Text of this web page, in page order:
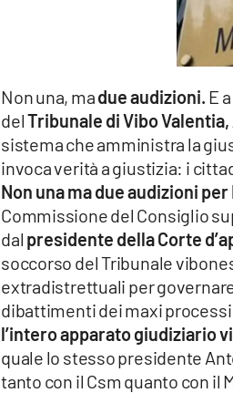
Vai
Non una, madue audizioni. E
delTribunale di Vibo
sistema che amministra la
invoca verità a giustizia: i
Non una ma due audizioni per
Commissione del Consiglio
dal presidente della Corte
soccorso del Tribunale
extradistrettuali per
dibattimenti dei maxi
l’intero apparato giudiziario
quale lo stesso presidente
tanto con il Csm quanto con il